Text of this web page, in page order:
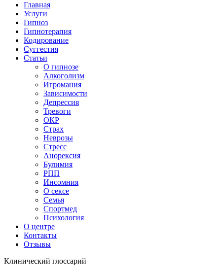
Главная
Услуги
Гипноз
Гипнотерапия
Кодирование
Суггестия
Статьи
О гипнозе
Алкоголизм
Игромания
Зависимости
Депрессия
Тревоги
ОКР
Страх
Неврозы
Стресс
Анорексия
Булимия
РПП
Инсомния
О сексе
Семья
Спортмед
Психология
О центре
Контакты
Отзывы
Клинический глоссарий